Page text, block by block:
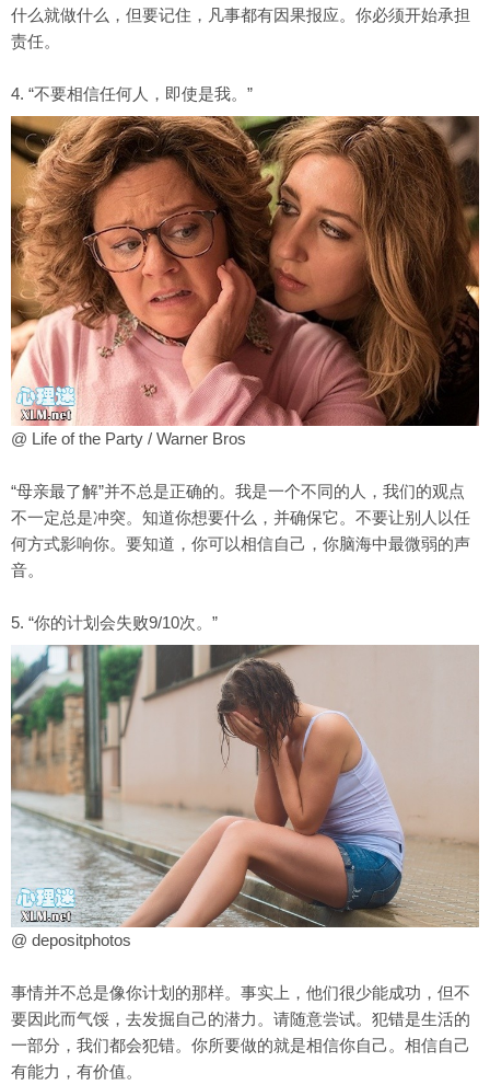
什么就做什么，但要记住，凡事都有因果报应。你必须开始承担
责任。
4. “不要相信任何人，即使是我。”
@ Life of the Party / Warner Bros
“母亲最了解”并不总是正确的。我是一个不同的人，我们的观点
不一定总是冲突。知道你想要什么，并确保它。不要让别人以任
何方式影响你。要知道，你可以相信自己，你脑海中最微弱的声
音。
5. “你的计划会失败9/10次。”
@ depositphotos
事情并不总是像你计划的那样。事实上，他们很少能成功，但不
要因此而气馁，去发掘自己的潜力。请随意尝试。犯错是生活的
一部分，我们都会犯错。你所要做的就是相信你自己。相信自己
有能力，有价值。